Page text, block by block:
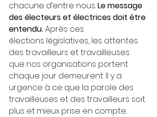
chacune d’entre nous. Le message
des électeurs et électrices doit être
entendu. Après ces
élections législatives, les attentes
des travailleurs et travailleuses
que nos organisations portent
chaque jour demeurent. Il y a
urgence à ce que la parole des
travailleuses et des travailleurs soit
plus et mieux prise en compte.